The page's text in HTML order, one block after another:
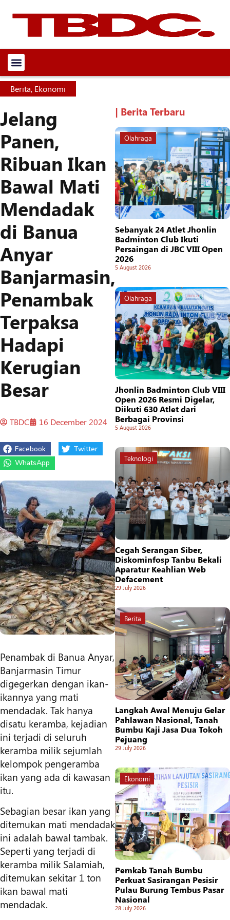
Berita, Ekonomi
Jelang
Panen,
Ribuan Ikan
Bawal Mati
Mendadak
di Banua
Anyar
Banjarmasin,
Penambak
Terpaksa
Hadapi
Kerugian
Besar
TBDC 16 December 2024
Facebook
Twitter
WhatsApp
Penambak di Banua Anyar,
Banjarmasin Timur
digegerkan dengan ikan-
ikannya yang mati
mendadak. Tak hanya
disatu keramba, kejadian
ini terjadi di seluruh
keramba milik sejumlah
kelompok pengeramba
ikan yang ada di kawasan
itu.
Sebagian besar ikan yang
ditemukan mati mendadak
ini adalah bawal tambak.
Seperti yang terjadi di
keramba milik Salamiah,
ditemukan sekitar 1 ton
ikan bawal mati
mendadak.
| Berita Terbaru
Olahraga
Sebanyak 24 Atlet Jhonlin
Badminton Club Ikuti
Persaingan di JBC VIII Open
2026
5 August 2026
Olahraga
Jhonlin Badminton Club VIII
Open 2026 Resmi Digelar,
Diikuti 630 Atlet dari
Berbagai Provinsi
5 August 2026
Teknologi
Cegah Serangan Siber,
Diskominfosp Tanbu Bekali
Aparatur Keahlian Web
Defacement
29 July 2026
Berita
Langkah Awal Menuju Gelar
Pahlawan Nasional, Tanah
Bumbu Kaji Jasa Dua Tokoh
Pejuang
29 July 2026
Ekonomi
Pemkab Tanah Bumbu
Perkuat Sasirangan Pesisir
Pulau Burung Tembus Pasar
Nasional
28 July 2026